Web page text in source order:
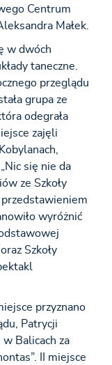
Centrum
Małek.
w dwóch
taneczne.
przeglądu
grupa ze
odegrała
zajęli
się nie da
ze Szkoły
wyróżnić
Szkoły
przyznano
Patrycji
Balicach za
II miejsce